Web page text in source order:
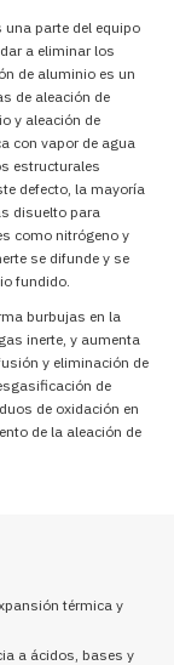
una parte del equipo
a eliminar los
de aluminio es un
de aleación de
y aleación de
con vapor de agua
estructurales
defecto, la mayoría
disuelto para
como nitrógeno y
se difunde y se
fundido.
burbujas en la
inerte, y aumenta
y eliminación de
de
de oxidación en
de la aleación de
térmica y
a ácidos, bases y